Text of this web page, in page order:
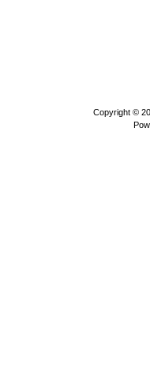
Copyright ©